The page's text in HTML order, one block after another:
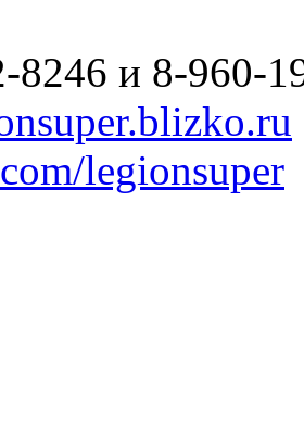
8246 и 8-960-
legionsuper